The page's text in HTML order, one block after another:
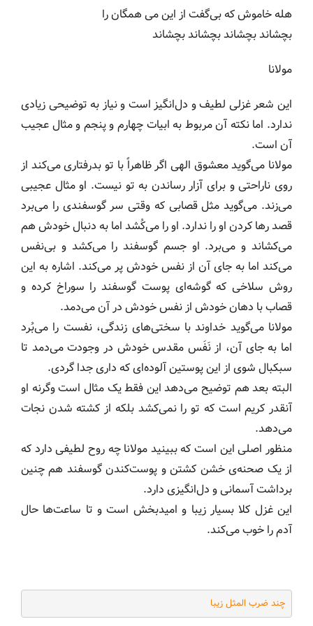
هله خاموش که بی‌گفت از این می همگان را
بچشاند بچشاند بچشاند بچشاند
مولانا
این شعر غزلی لطیف و دل‌انگیز است و نیاز به توضیحی زیادی
ندارد. اما نکته‌ آن مربوط به ابیات چهارم و پنجم و مثال عجیب
آن است.
مولانا می‌گوید معشوق الهی اگر ظاهراً با تو بدرفتاری می‌کند از
روی ناراحتی و برای آزار رساندن به تو نیست. او مثال عجیبی
می‌زند. می‌گوید مثل قصابی که وقتی سر گوسفندی را می‌برد
قصد رها کردن او را ندارد. او را می‌کُشد اما به دنبال خودش هم
می‌کشاند و می‌برد. او جسم گوسفند را می‌کشد و بی‌نفس
می‌کند اما به جای آن از نفس خودش پر می‌کند. اشاره به این
روش سلاخی که گوشه‌ای پوست گوسفند را سوراخ کرده و
قصاب با دهان خودش از نفس خودش در آن می‌دمد.
مولانا می‌گوید خداوند با سختی‌های زندگی، نفست را می‌بُرد
اما به جای آن، از نَفَس مقدس خودش در وجودت می‌دمد تا
سبکبال شوی از این پوستین آلوده‌ای که داری جدا گردی.
البته بعد هم توضیح می‌دهد این فقط یک مثال است وگرنه او
آنقدر کریم است که تو را نمی‌کشد بلکه از کشته شدن نجات
می‌دهد.
منظور اصلی این است که ببینید مولانا چه روح لطیفی دارد که
از یک صحنه‌ی خشن کشتن و پوست‌کندن گوسفند هم چنین
برداشت آسمانی و دل‌انگیزی دارد.
این غزل کلا بسیار زیبا و امیدبخش است و تا ساعت‌ها حال
آدم را خوب می‌کند.
چند ضرب المثل زیبا